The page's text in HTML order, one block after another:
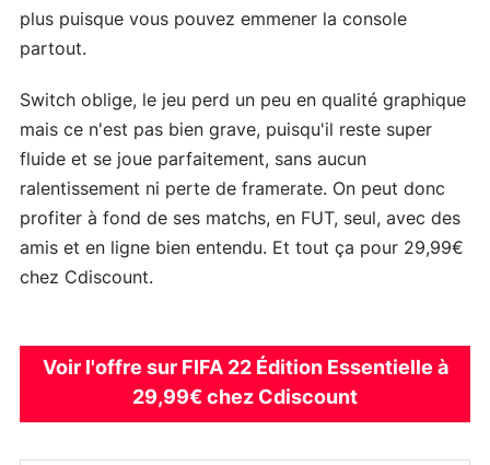
plus puisque vous pouvez emmener la console
partout.
Switch oblige, le jeu perd un peu en qualité graphique
mais ce n'est pas bien grave, puisqu'il reste super
fluide et se joue parfaitement, sans aucun
ralentissement ni perte de framerate. On peut donc
profiter à fond de ses matchs, en FUT, seul, avec des
amis et en ligne bien entendu. Et tout ça pour 29,99€
chez Cdiscount.
Voir l'offre sur FIFA 22 Édition Essentielle à
29,99€ chez Cdiscount